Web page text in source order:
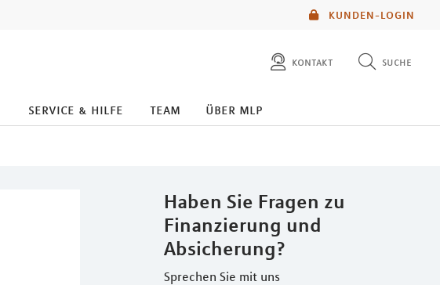
KUNDEN-LOGIN
kontakt suche
diese website durchsuchen
service & hilfe team über mlp
Haben Sie Fragen zu
Finanzierung und
Absicherung?
Sprechen Sie mit uns